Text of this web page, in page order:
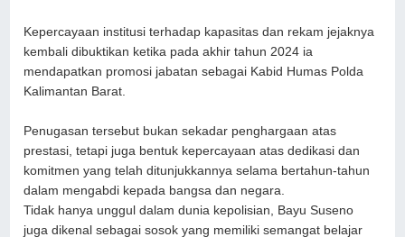
Kepercayaan institusi terhadap kapasitas dan rekam jejaknya
kembali dibuktikan ketika pada akhir tahun 2024 ia
mendapatkan promosi jabatan sebagai Kabid Humas Polda
Kalimantan Barat.
Penugasan tersebut bukan sekadar penghargaan atas
prestasi, tetapi juga bentuk kepercayaan atas dedikasi dan
komitmen yang telah ditunjukkannya selama bertahun-tahun
dalam mengabdi kepada bangsa dan negara.
Tidak hanya unggul dalam dunia kepolisian, Bayu Suseno
juga dikenal sebagai sosok yang memiliki semangat belajar